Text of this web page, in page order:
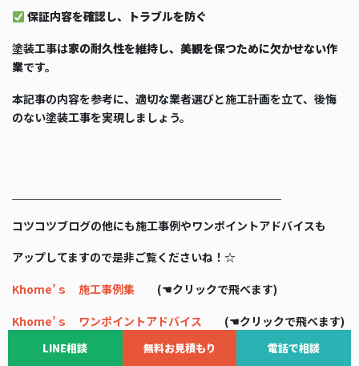
保証内容を確認し、トラブルを防ぐ
塗装工事は家の耐久性を維持し、美観を保つために欠かせない作
業です。
本記事の内容を参考に、適切な業者選びと施工計画を立て、後悔
のない塗装工事を実現しましょう。
コツコツブログの他にも施工事例やワンポイントアドバイスも
アップしてますので是非ご覧くださいね！☆
Khome’ｓ 施工事例集 (☚クリックで飛べます)
Khome’ｓ ワンポイントアドバイス (☚クリックで飛べます)
Instagram(インスタグラム)も日々更新しています！！
LINE相談 無料お見積もり 電話で相談